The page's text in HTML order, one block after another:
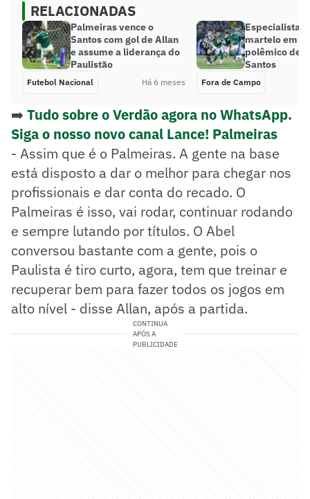
RELACIONADAS
Palmeiras vence o
Santos com gol de Allan
e assume a liderança do
Paulistão
Futebol Nacional Há 6 meses
Especialista
martelo em
polêmico de
Santos
Fora de Campo
➡️ Tudo sobre o Verdão agora no WhatsApp.
Siga o nosso novo canal Lance! Palmeiras
- Assim que é o Palmeiras. A gente na base
está disposto a dar o melhor para chegar nos
profissionais e dar conta do recado. O
Palmeiras é isso, vai rodar, continuar rodando
e sempre lutando por títulos. O Abel
conversou bastante com a gente, pois o
Paulista é tiro curto, agora, tem que treinar e
recuperar bem para fazer todos os jogos em
alto nível - disse Allan, após a partida.
CONTINUA
APÓS A
PUBLICIDADE